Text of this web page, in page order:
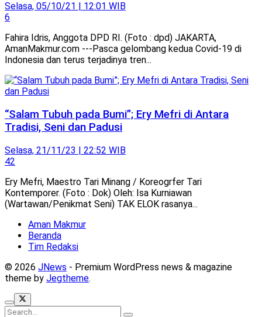
Selasa, 05/10/21 | 12:01 WIB
6
Fahira Idris, Anggota DPD RI. (Foto : dpd) JAKARTA,
AmanMakmur.com ---Pasca gelombang kedua Covid-19 di
Indonesia dan terus terjadinya tren...
“Salam Tubuh pada Bumi”; Ery Mefri di Antara
Tradisi, Seni dan Padusi
Selasa, 21/11/23 | 22:52 WIB
42
Ery Mefri, Maestro Tari Minang / Koreogrfer Tari
Kontemporer. (Foto : Dok) Oleh: Isa Kurniawan
(Wartawan/Penikmat Seni) TAK ELOK rasanya...
Aman Makmur
Beranda
Tim Redaksi
© 2026 JNews - Premium WordPress news & magazine
theme by Jegtheme.